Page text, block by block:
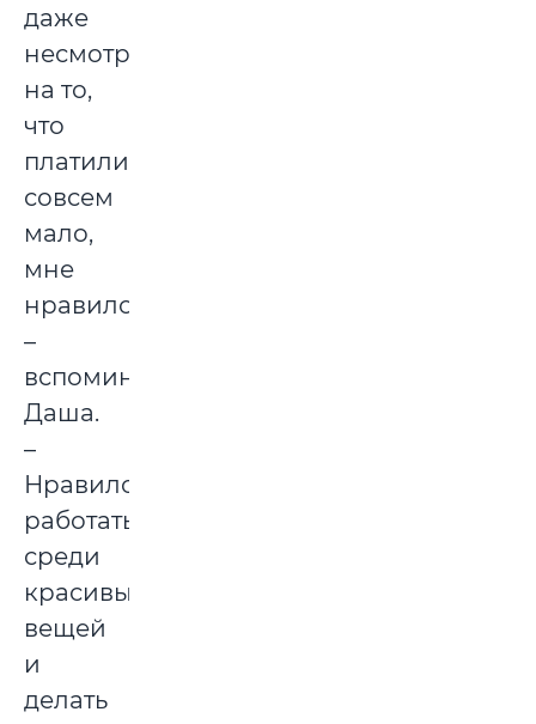
даже
несмотря
на то,
что
платили
совсем
мало,
мне
нравилось,
–
вспоминает
Даша.
–
Нравилось
работать
среди
красивых
вещей
и
делать